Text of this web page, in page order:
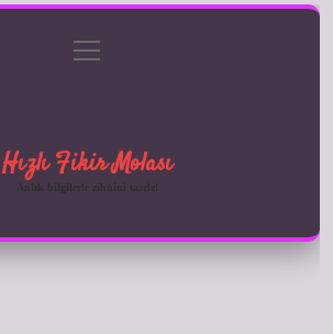
Gizlilik Politikası
menüyü
aç
Hızlı Fikir Molası
Anlık bilgilerle zihnini tazele!